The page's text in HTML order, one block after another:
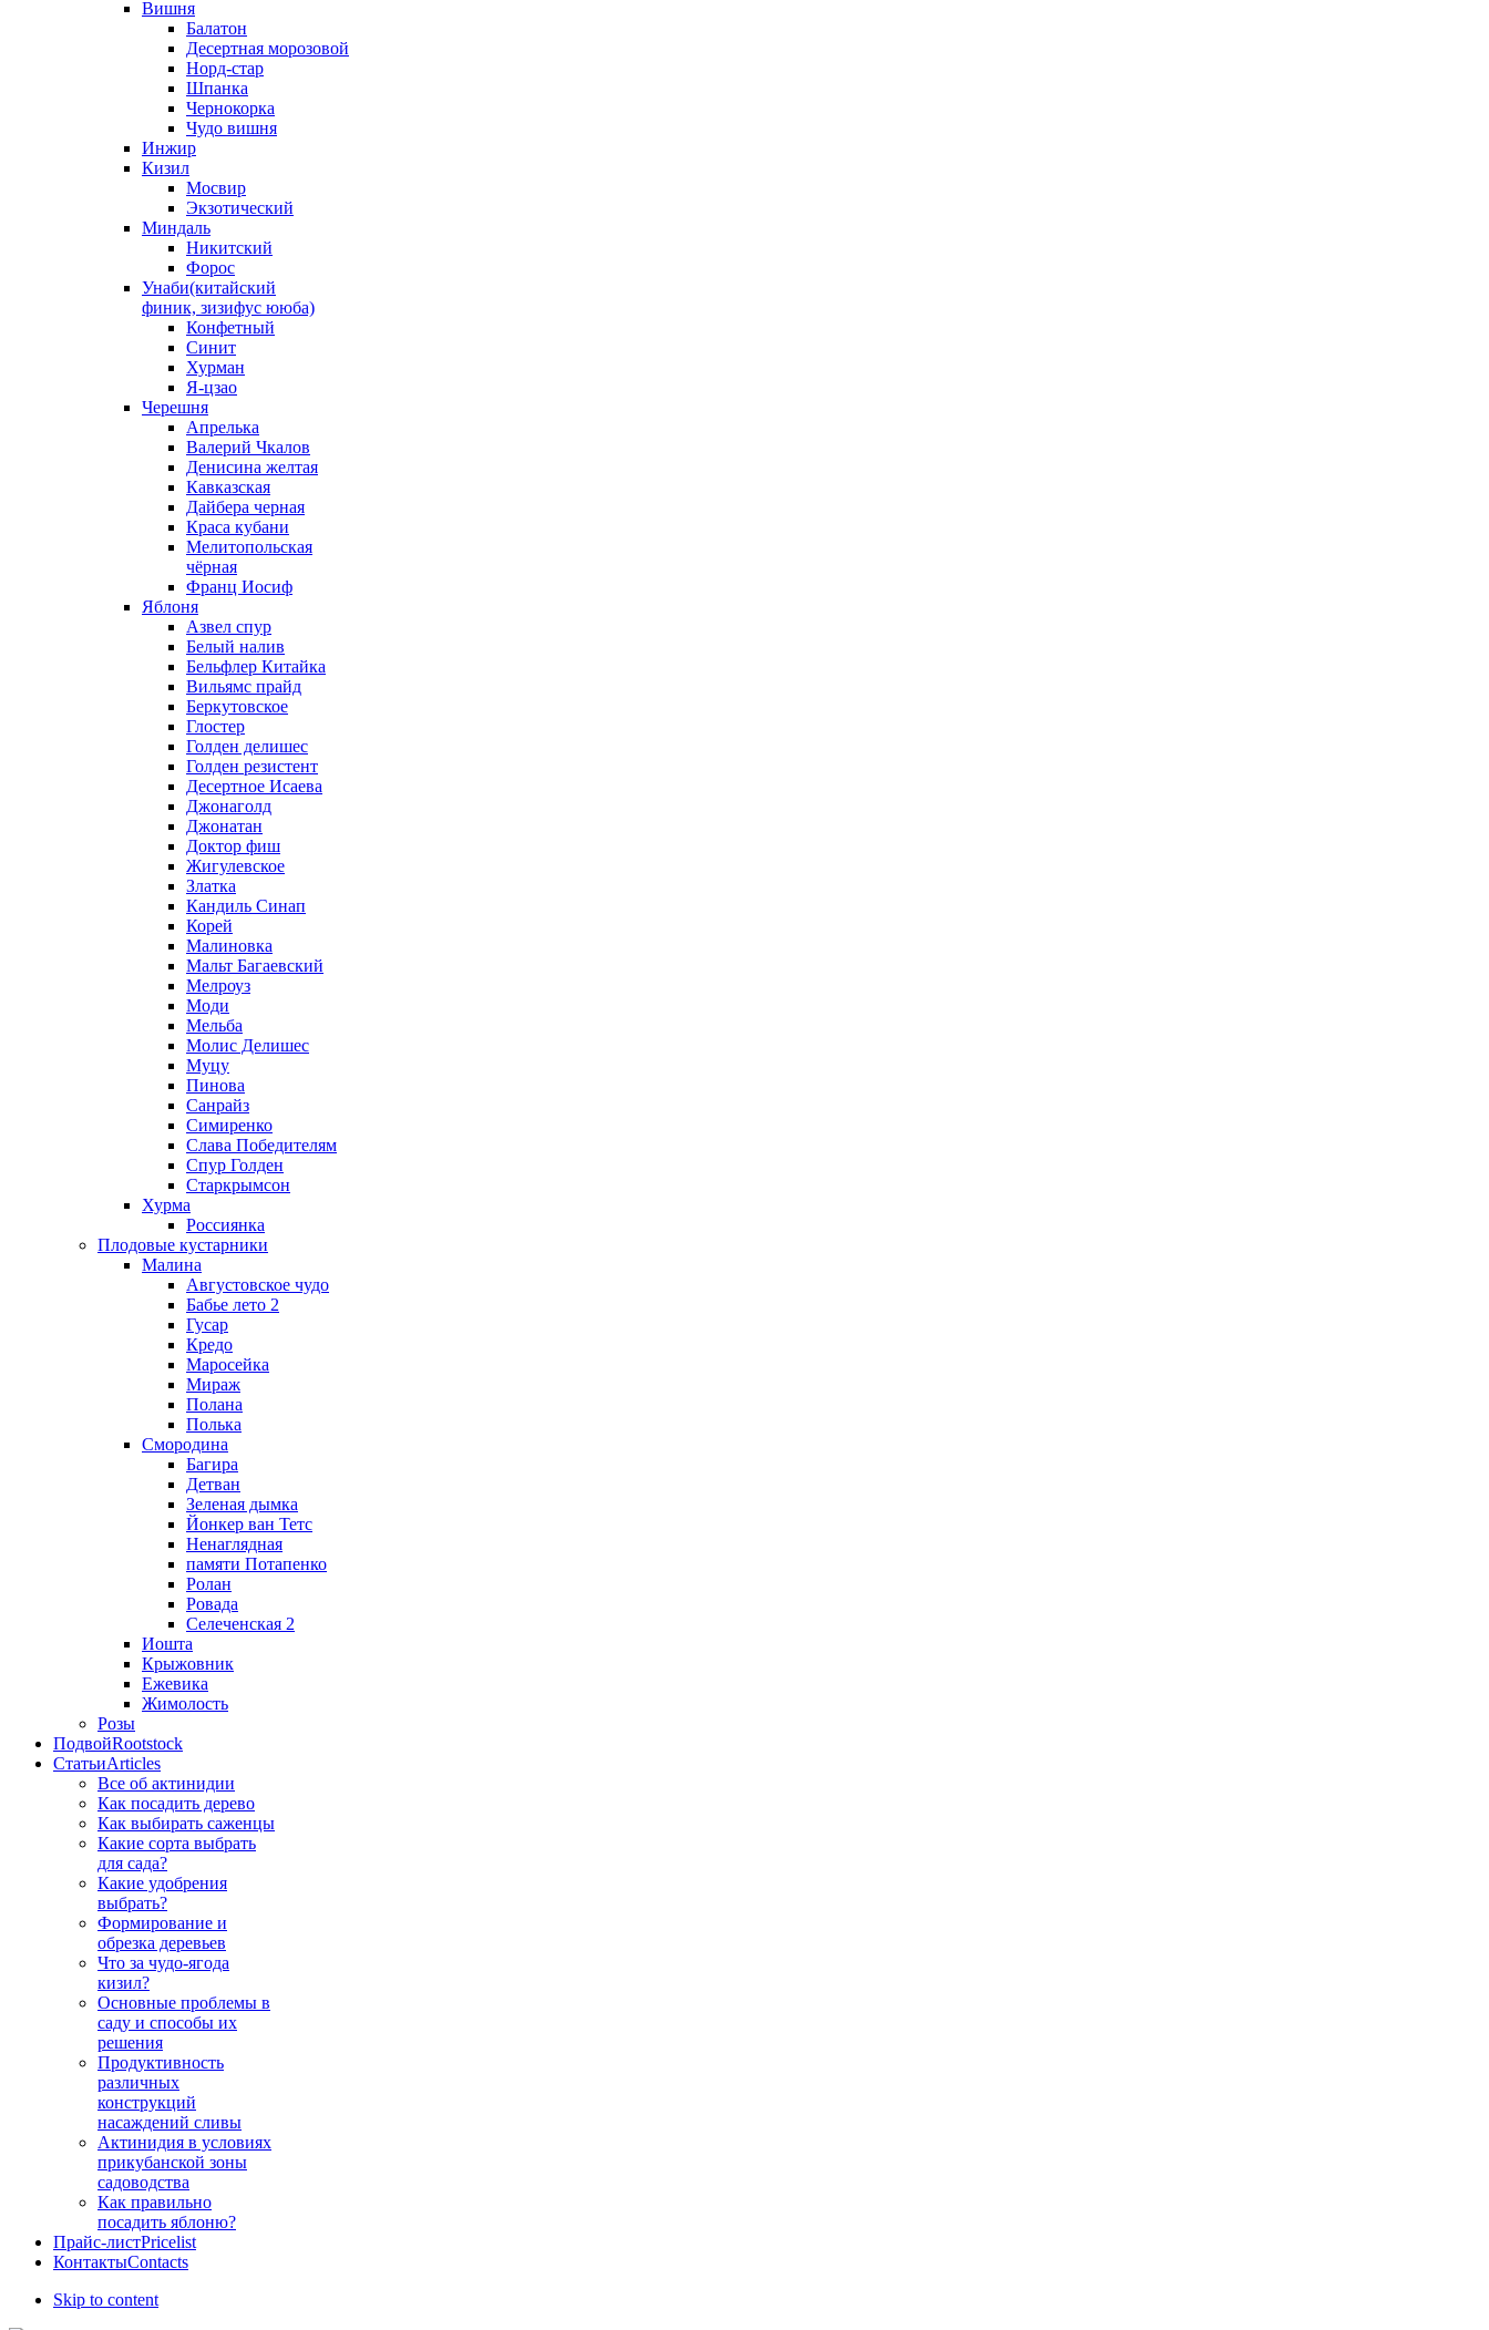
Вишня
Балатон
Десертная морозовой
Норд-стар
Шпанка
Чернокорка
Чудо вишня
Инжир
Кизил
Мосвир
Экзотический
Миндаль
Никитский
Форос
Унаби(китайский
финик, зизифус ююба)
Конфетный
Синит
Хурман
Я-цзао
Черешня
Апрелька
Валерий Чкалов
Денисина желтая
Кавказская
Дайбера черная
Краса кубани
Мелитопольская
чёрная
Франц Иосиф
Яблоня
Азвел спур
Белый налив
Бельфлер Китайка
Вильямс прайд
Беркутовское
Глостер
Голден делишес
Голден резистент
Десертное Исаева
Джонаголд
Джонатан
Доктор фиш
Жигулевское
Златка
Кандиль Синап
Корей
Малиновка
Мальт Багаевский
Мелроуз
Моди
Мельба
Молис Делишес
Муцу
Пинова
Санрайз
Симиренко
Слава Победителям
Спур Голден
Старкрымсон
Хурма
Россиянка
Плодовые кустарники
Малина
Августовское чудо
Бабье лето 2
Гусар
Кредо
Маросейка
Мираж
Полана
Полька
Смородина
Багира
Детван
Зеленая дымка
Йонкер ван Тетс
Ненаглядная
памяти Потапенко
Ролан
Ровада
Селеченская 2
Иошта
Крыжовник
Ежевика
Жимолость
Розы
ПодвойRootstock
СтатьиArticles
Все об актинидии
Как посадить дерево
Как выбирать саженцы
Какие сорта выбрать
для сада?
Какие удобрения
выбрать?
Формирование и
обрезка деревьев
Что за чудо-ягода
кизил?
Основные проблемы в
саду и способы их
решения
Продуктивность
различных
конструкций
насаждений сливы
Актинидия в условиях
прикубанской зоны
садоводства
Как правильно
посадить яблоню?
Прайс-листPricelist
КонтактыContacts
Skip to content